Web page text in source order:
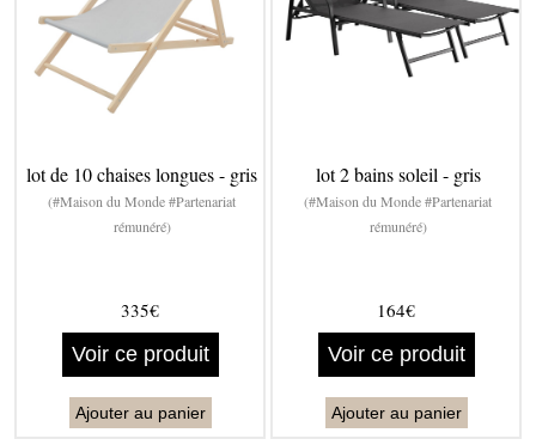
lot de 10 chaises longues - gris
(#Maison du Monde #Partenariat
rémunéré)
335€
Voir ce produit
Ajouter au panier
lot 2 bains soleil - gris
(#Maison du Monde #Partenariat
rémunéré)
164€
Voir ce produit
Ajouter au panier